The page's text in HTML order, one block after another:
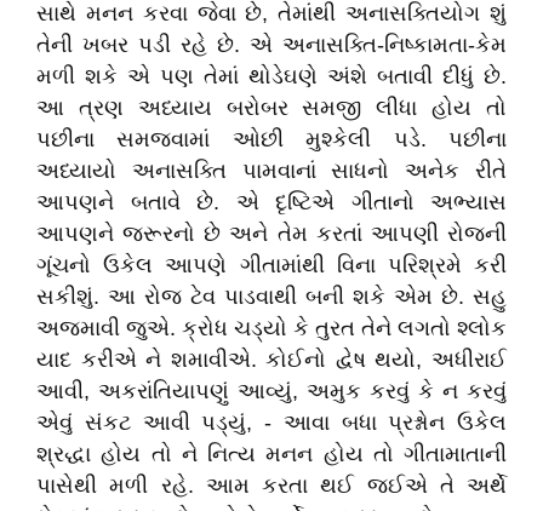
સાથે મનન કરવા જેવા છે, તેમાંથી અનાસક્તિયોગ શું
તેની ખબર પડી રહે છે. એ અનાસક્તિ-નિષ્કામતા-કેમ
મળી શકે એ પણ તેમાં થોડેઘણે અંશે બતાવી દીધું છે.
આ ત્રણ અધ્યાય બરોબર સમજી લીધા હોય તો
પછીના સમજવામાં ઓછી મુશ્કેલી પડે. પછીના
અધ્યાયો અનાસક્તિ પામવાનાં સાધનો અનેક રીતે
આપણને બતાવે છે. એ દૃષ્ટિએ ગીતાનો અભ્યાસ
આપણને જરૂરનો છે અને તેમ કરતાં આપણી રોજની
ગૂંચનો ઉકેલ આપણે ગીતામાંથી વિના પરિશ્રમે કરી
સકીશું. આ રોજ ટેવ પાડવાથી બની શકે એમ છે. સહુ
અજમાવી જુએ. ક્રોધ ચડ્યો કે તુરત તેને લગતો શ્લોક
યાદ કરીએ ને શમાવીએ. કોઈનો દ્વેષ થયો, અધીરાઈ
આવી, અકરાંતિયાપણું આવ્યું, અમુક કરવું કે ન કરવું
એવું સંકટ આવી પડ્યું, - આવા બધા પ્રશ્નોન ઉકેલ
શ્રદ્ધા હોય તો ને નિત્ય મનન હોય તો ગીતામાતાની
પાસેથી મળી રહે. આમ કરતા થઈ જઈએ તે અર્થે